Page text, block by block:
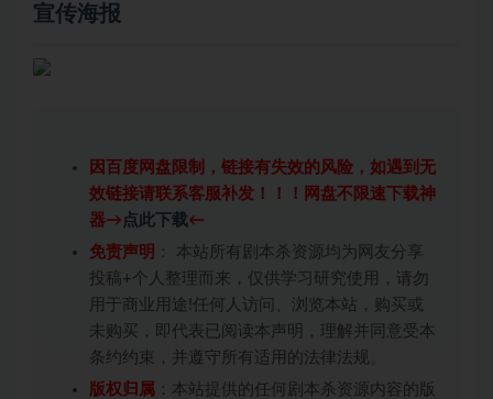
宣传海报
因百度网盘限制，链接有失效的风险，如遇到无
效链接请联系客服补发！！！网盘不限速下载神
器→ 点此下载←
免责声明 ： 本站所有剧本杀资源均为网友分享
投稿+个人整理而来，仅供学习研究使用，请勿
用于商业用途!任何人访问、浏览本站，购买或
未购买，即代表已阅读本声明，理解并同意受本
条约约束，并遵守所有适用的法律法规。
版权归属 ：本站提供的任何剧本杀资源内容的版